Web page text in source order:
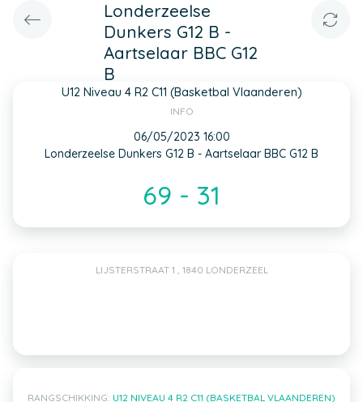
Londerzeelse
Dunkers G12 B -
Aartselaar BBC G12
B
U12 Niveau 4 R2 C11 (Basketbal Vlaanderen)
INFO
06/05/2023 16:00
Londerzeelse Dunkers G12 B - Aartselaar BBC G12 B
69 - 31
LIJSTERSTRAAT 1 , 1840 LONDERZEEL
RANGSCHIKKING: U12 NIVEAU 4 R2 C11 (BASKETBAL VLAANDEREN)